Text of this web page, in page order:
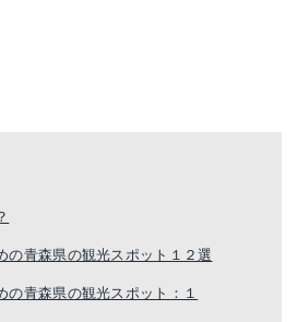
の青森県の観光スポット１２選
の青森県の観光スポット：１